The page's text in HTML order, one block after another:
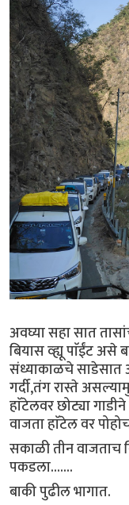
अवघ्या सहा सात
बियास व्ह्यू पाॅईंट असे
संध्याकाळचे साडेसात
गर्दी,तंग रास्ते
हाॅटेलवर छोट्या
वाजता हाॅटेल वर
सकाळी तीन वाजताच
पकडला.......
बाकी पुढील भागात.